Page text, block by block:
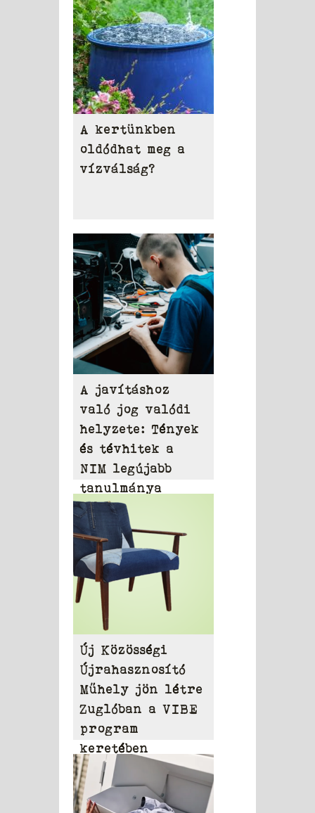
A kertünkben
oldódhat meg a
vízválság?
A javításhoz
való jog valódi
helyzete: Tények
és tévhitek a
NIM legújabb
tanulmánya
alapján
Új Közösségi
Újrahasznosító
Műhely jön létre
Zuglóban a VIBE
program
keretében